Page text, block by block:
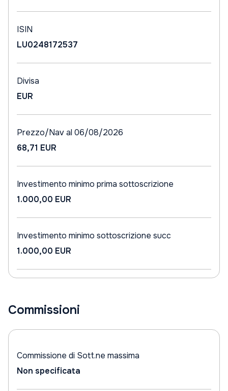
ISIN
LU0248172537
Divisa
EUR
Prezzo/Nav al 06/08/2026
68,71 EUR
Investimento minimo prima sottoscrizione
1.000,00 EUR
Investimento minimo sottoscrizione succ
1.000,00 EUR
Commissioni
Commissione di Sott.ne massima
Non specificata